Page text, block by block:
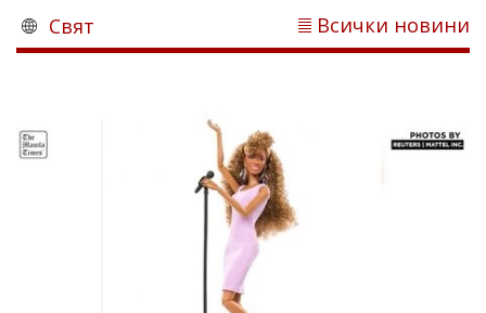
Свят Всички новини